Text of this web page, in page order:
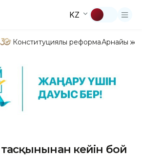
KZ
Конституциялық реформаАрнайы
тасқынынан кейін бой